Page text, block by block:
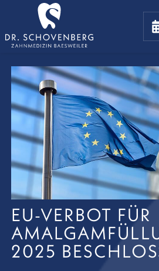
EU-VERBOT FÜR
2025